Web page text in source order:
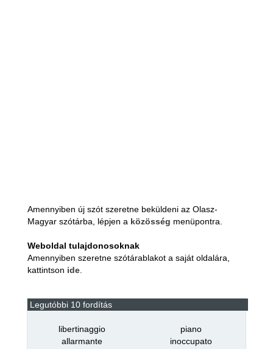
Amennyiben új szót szeretne beküldeni az Olasz-
Magyar szótárba, lépjen a közösség menüpontra.
Weboldal tulajdonosoknak
Amennyiben szeretne szótárablakot a saját oldalára,
kattintson ide.
Legutóbbi 10 fordítás
libertinaggio
piano
allarmante
inoccupato